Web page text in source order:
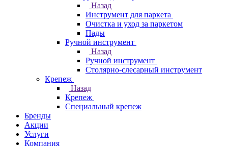
Назад
Инструмент для паркета
Очистка и уход за паркетом
Пады
Ручной инструмент
Назад
Ручной инструмент
Столярно-слесарный инструмент
Крепеж
Назад
Крепеж
Специальный крепеж
Бренды
Акции
Услуги
Компания